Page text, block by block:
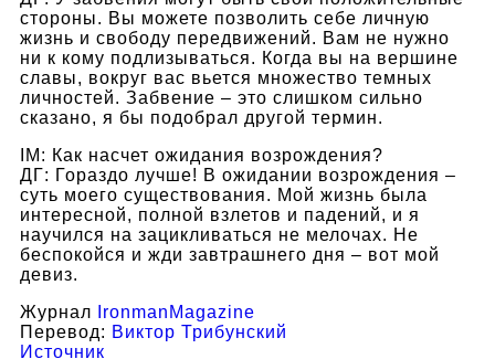
стороны. Вы можете позволить себе личную
жизнь и свободу передвижений. Вам не нужно
ни к кому подлизываться. Когда вы на вершине
славы, вокруг вас вьется множество темных
личностей. Забвение – это слишком сильно
сказано, я бы подобрал другой термин.
IM: Как насчет ожидания возрождения?
ДГ: Гораздо лучше! В ожидании возрождения –
суть моего существования. Мой жизнь была
интересной, полной взлетов и падений, и я
научился на зацикливаться не мелочах. Не
беспокойся и жди завтрашнего дня – вот мой
девиз.
Журнал
IronmanMagazine
Перевод: Виктор Трибунский
Источник